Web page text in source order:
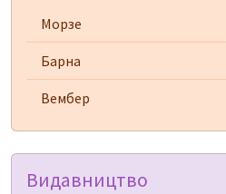
Морзе
Барна
Вембер
Видавництво